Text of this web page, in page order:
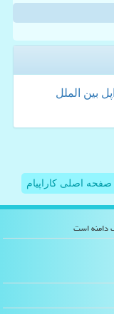
اپل بین الملل
صفحه اصلی کاراپیام